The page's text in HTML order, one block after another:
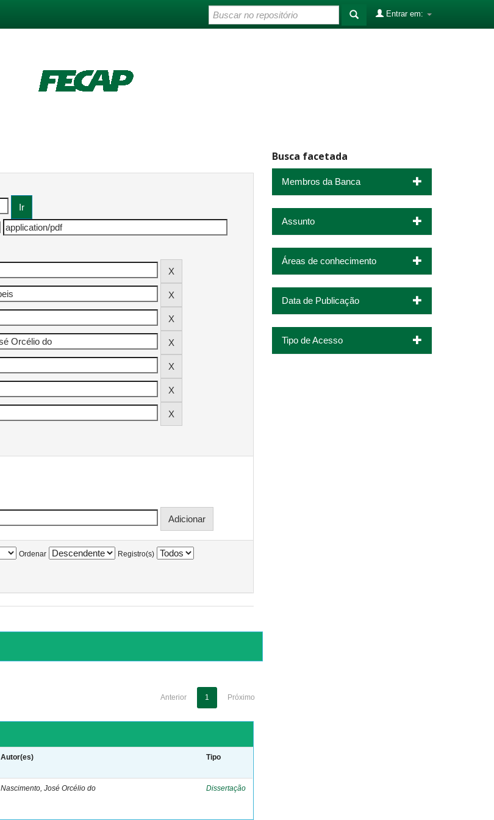
Entrar em:
Ordenar Registro(s)
Anterior 1 Próximo
Autor(es) Tipo
Nascimento, José Orcélio do Dissertação
Busca facetada
Membros da Banca
Assunto
Áreas de conhecimento
Data de Publicação
Tipo de Acesso